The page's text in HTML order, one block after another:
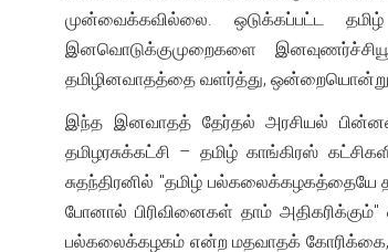
முன்வைக்கவில்லை. ஒடுக்கப்பட்ட
இனவொடுக்குமுறைகளை
தமிழினவாதத்தை வளர்த்து, ஒன்றையொன்று
இந்த இனவாதத் தேர்தல் அரசியல்
தமிழரசுக்கட்சி – தமிழ் காங்கிரஸ்
சுதந்திரனில் "தமிழ்
போனால் பிரிவினைகள் தாம் அதிகரிக்கும்"
பல்கலைக்கழகம் என்ற மதவாதக்